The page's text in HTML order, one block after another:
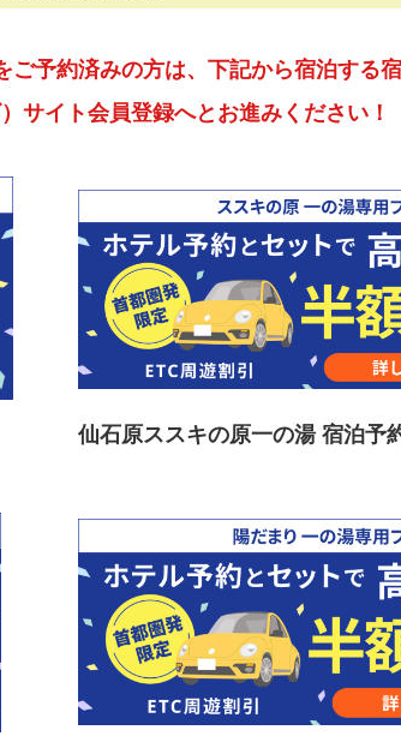
ご予約済みの方は、下記から宿泊する
サイト会員登録へとお進みください！
仙石原ススキの原一の湯 宿泊予